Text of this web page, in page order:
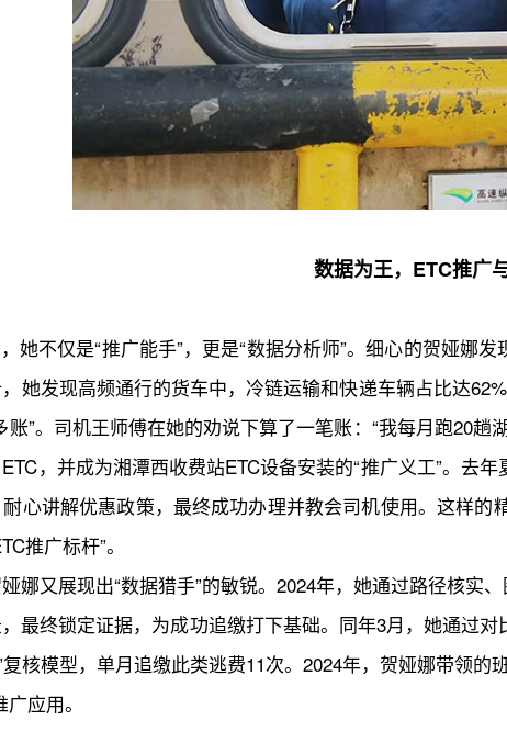
数据为王，ETC推广
她不仅是“推广能手”，更是“数据分析师”。细心的贺娅娜
她发现高频通行的货车中，冷链运输和快递车辆占比达
账”。司机王师傅在她的劝说下算了一笔账：“我每月跑20
，并成为湘潭西收费站ETC设备安装的“推广义工”。去
心讲解优惠政策，最终成功办理并教会司机使用。这样的
推广标杆”。
娜又展现出“数据猎手”的敏锐。2024年，她通过路径核实
最终锁定证据，为成功追缴打下基础。同年3月，她通过
核模型，单月追缴此类逃费11次。2024年，贺娅娜带领
应用。